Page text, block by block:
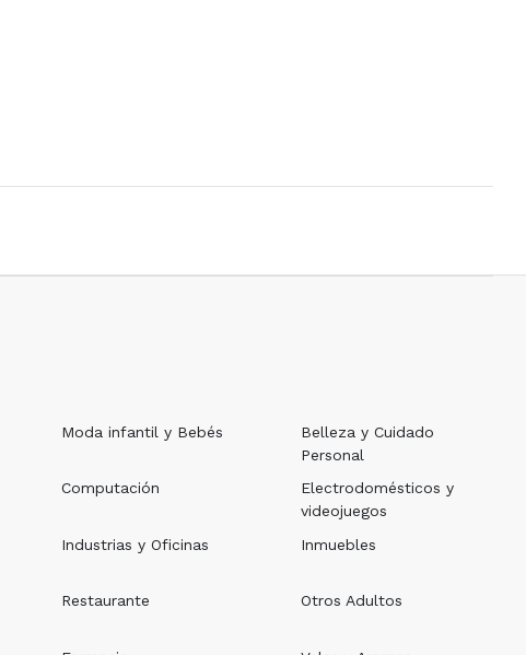
Moda infantil y Bebés
Belleza y Cuidado
Personal
Computación
Electrodomésticos y
videojuegos
Industrias y Oficinas Inmuebles
Restaurante Otros Adultos